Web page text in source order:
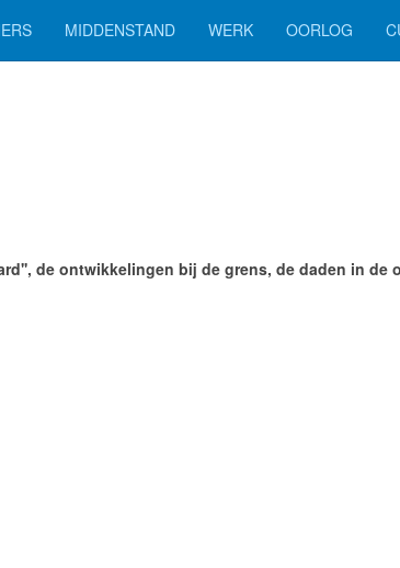
MIDDENSTAND WERK OORLOG
de ontwikkelingen bij de grens, de daden in